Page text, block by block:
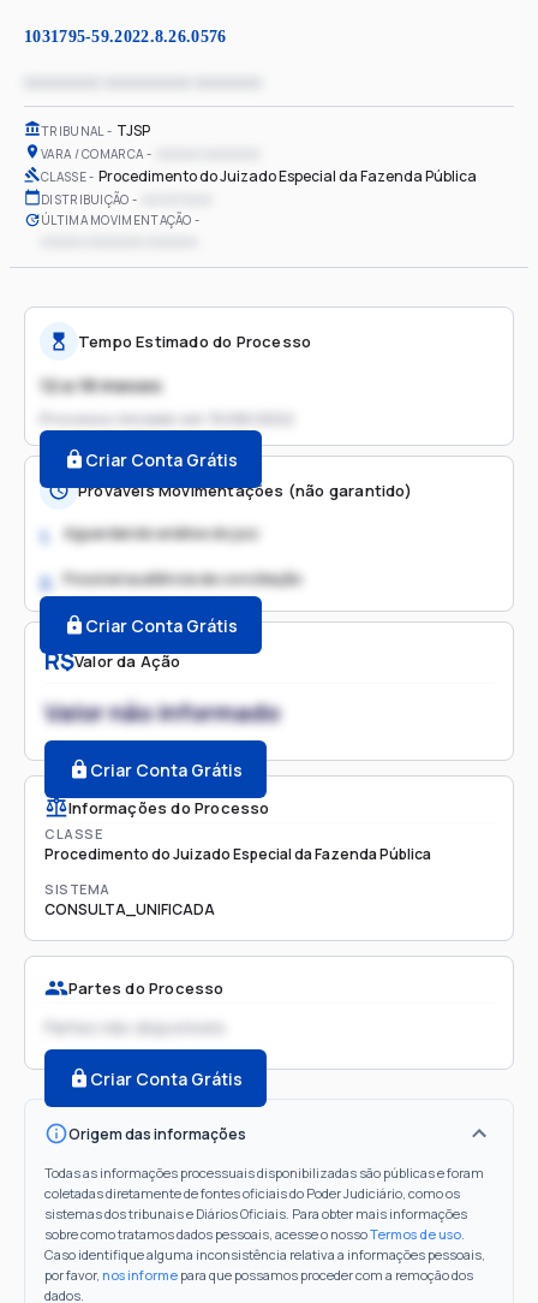
1031795-59.2022.8.26.0576
TRIBUNAL TJSP
VARA / COMARCA
CLASSE Procedimento do Juizado Especial da Fazenda Pública
DISTRIBUIÇÃO
ÚLTIMA MOVIMENTAÇÃO
R$Valor da Ação
Valor não informado
Criar Conta Grátis
Informações do Processo
CLASSE
Procedimento do Juizado Especial da Fazenda Pública
SISTEMA
CONSULTA_UNIFICADA
Partes do Processo
Partes não disponíveis
Criar Conta Grátis
Origem das informações
Todas as informações processuais disponibilizadas são públicas e foram
coletadas diretamente de fontes oficiais do Poder Judiciário, como os
sistemas dos tribunais e Diários Oficiais. Para obter mais informações
sobre como tratamos dados pessoais, acesse o nossoTermos de uso.
Caso identifique alguma inconsistência relativa a informações pessoais,
por favor, nos informe para que possamos proceder com a remoção dos
dados.
Tempo Estimado do Processo
12 a 18 meses
Processo iniciado em
Criar Conta Grátis
Prováveis Movimentações (não garantido)
1. Aguardando análise do juiz
2. Possível audiência de conciliação
Criar Conta Grátis